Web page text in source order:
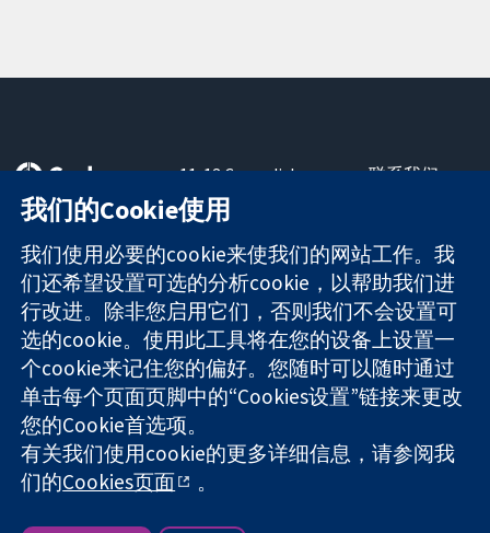
可信任的证据
知情决定
更完善的医疗健
康
11-13 Cavendish
Square
London
W1G 0AN
United Kingdom
联系我们
关于我们
工作机会
Cochrane
Library
The Cochrane Collaboration is a charity (no. 1045921) and a
company limited by guarantee (no. 03044323) registered in
England & Wales. VAT registration number GB 718 2127 49.
版权所有：© 2026 Cochrane协作网
我们的Cookie使用
我们使用必要的cookie来使我们的网站工作。我
们还希望设置可选的分析cookie，以帮助我们进
行改进。除非您启用它们，否则我们不会设置可
选的cookie。使用此工具将在您的设备上设置一
个cookie来记住您的偏好。您随时可以随时通过
单击每个页面页脚中的“Cookies设置”链接来更改
您的Cookie首选项。
有关我们使用cookie的更多详细信息，请参阅我
们的Cookies页面 。